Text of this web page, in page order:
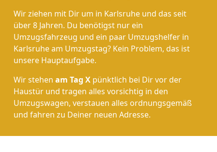
Wir ziehen mit Dir um in Karlsruhe und das seit
über 8 Jahren. Du benötigst nur ein
Umzugsfahrzeug und ein paar Umzugshelfer in
Karlsruhe am Umzugstag? Kein Problem, das ist
unsere Hauptaufgabe.
Wir stehen am Tag X pünktlich bei Dir vor der
Haustür und tragen alles vorsichtig in den
Umzugswagen, verstauen alles ordnungsgemäß
und fahren zu Deiner neuen Adresse.